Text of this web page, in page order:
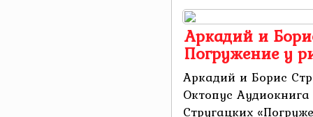
Аркадий и
Погружение у
Аркадий и Борис
Октопус
Стругацких